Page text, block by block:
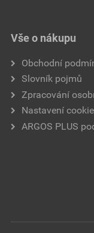
Vše o nákupu
Obchodní
Slovník pojmů
Zpracování
Nastavení
ARGOS PLUS